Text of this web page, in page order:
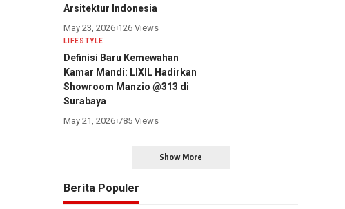
Arsitektur Indonesia
May 23, 2026 126 Views
LIFESTYLE
Definisi Baru Kemewahan
Kamar Mandi: LIXIL Hadirkan
Showroom Manzio @313 di
Surabaya
May 21, 2026 785 Views
Show More
Berita Populer